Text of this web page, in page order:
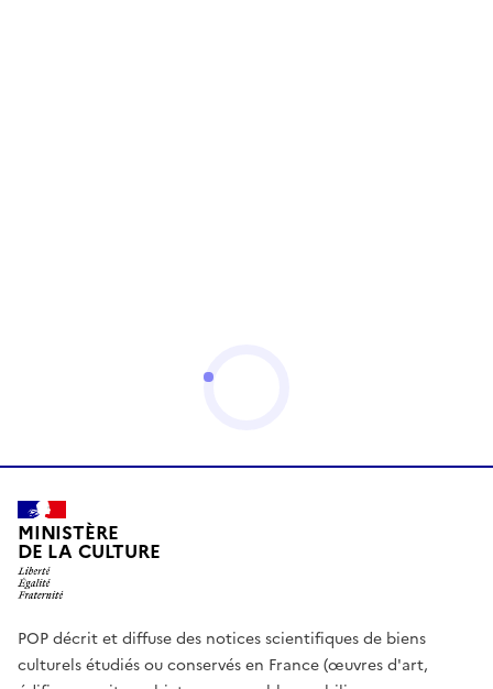
MINISTÈRE
DE LA CULTURE
POP décrit et diffuse des notices scientifiques de biens
culturels étudiés ou conservés en France (œuvres d'art,